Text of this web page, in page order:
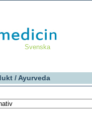
Svenska
/ Ayurveda